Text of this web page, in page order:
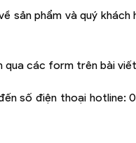
sản phẩm và quý
qua các form trên bài
số điện thoại hotline: